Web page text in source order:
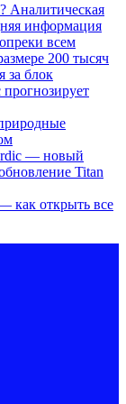
Аналитическая
информация
всем
200 тысяч
за блок
— новый
Titan
как открыть все